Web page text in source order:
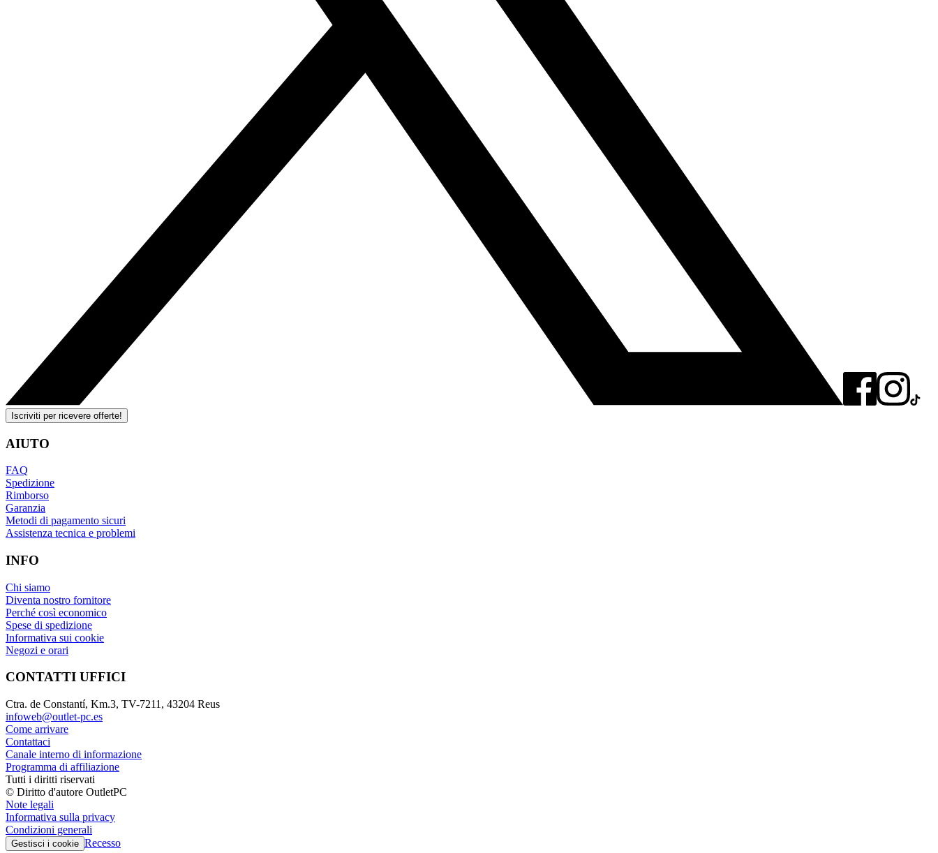
Iscriviti per ricevere offerte!
AIUTO
FAQ
Spedizione
Rimborso
Garanzia
Metodi di pagamento sicuri
Assistenza tecnica e problemi
INFO
Chi siamo
Diventa nostro fornitore
Perché così economico
Spese di spedizione
Informativa sui cookie
Negozi e orari
CONTATTI UFFICI
Ctra. de Constantí, Km.3, TV-7211, 43204 Reus
infoweb@outlet-pc.es
Come arrivare
Contattaci
Canale interno di informazione
Programma di affiliazione
Tutti i diritti riservati
© Diritto d'autore OutletPC
Note legali
Informativa sulla privacy
Condizioni generali
Gestisci i cookie Recesso